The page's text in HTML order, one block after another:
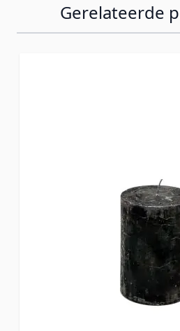
Gerelateerde